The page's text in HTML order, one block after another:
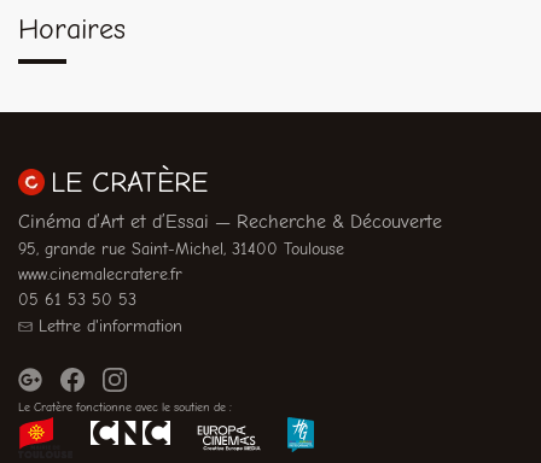
Horaires
LE CRATÈRE
Cinéma d’Art et d’Essai — Recherche & Découverte
95, grande rue Saint-Michel, 31400 Toulouse
www.cinemalecratere.fr
05 61 53 50 53
Lettre d'information
Le Cratère fonctionne avec le soutien de :